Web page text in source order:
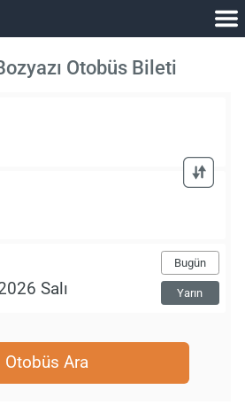
Otobüs Bileti
Bugün
Yarın
Otobüs Ara